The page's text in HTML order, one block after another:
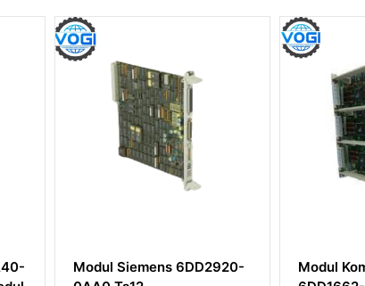
Modul Komunikasi Siemens